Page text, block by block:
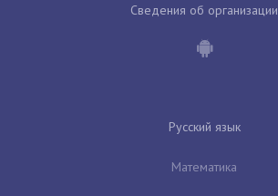
Сведения об организации
Русский язык
Математика